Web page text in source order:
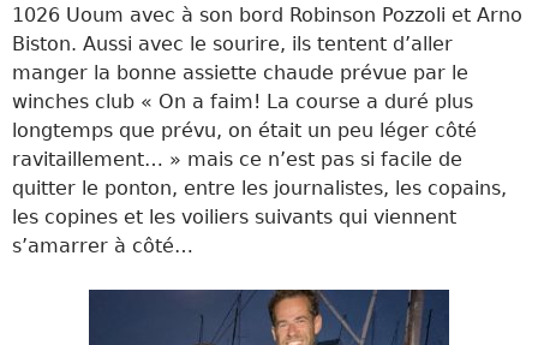
1026 Uoum avec à son bord Robinson Pozzoli et Arno
Biston. Aussi avec le sourire, ils tentent d’aller
manger la bonne assiette chaude prévue par le
winches club « On a faim! La course a duré plus
longtemps que prévu, on était un peu léger côté
ravitaillement… » mais ce n’est pas si facile de
quitter le ponton, entre les journalistes, les copains,
les copines et les voiliers suivants qui viennent
s’amarrer à côté…